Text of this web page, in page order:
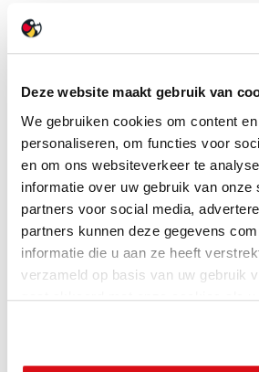
Deze website maakt gebruik van
We gebruiken cookies om content
personaliseren, om functies voor
en om ons websiteverkeer te
informatie over uw gebruik van onze
partners voor social media,
partners kunnen deze gegevens
informatie die u aan ze heeft
verzameld op basis van uw gebruik
gaat akkoord met onze cookies als